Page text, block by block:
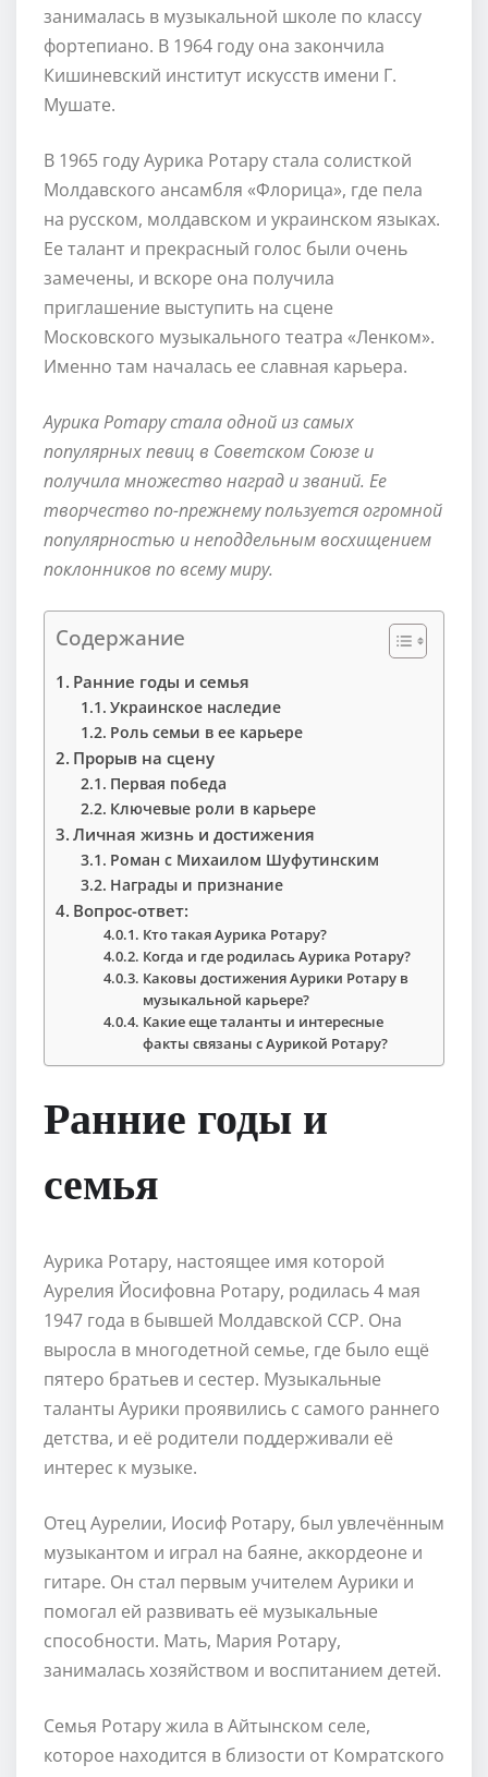
занималась в музыкальной школе по классу
фортепиано. В 1964 году она закончила
Кишиневский институт искусств имени Г.
Мушате.
В 1965 году Аурика Ротару стала солисткой
Молдавского ансамбля «Флорица», где пела
на русском, молдавском и украинском языках.
Ее талант и прекрасный голос были очень
замечены, и вскоре она получила
приглашение выступить на сцене
Московского музыкального театра «Ленком».
Именно там началась ее славная карьера.
Аурика Ротару стала одной из самых
популярных певиц в Советском Союзе и
получила множество наград и званий. Ее
творчество по-прежнему пользуется огромной
популярностью и неподдельным восхищением
поклонников по всему миру.
Содержание
Ранние годы и семья
Украинское наследие
Роль семьи в ее карьере
Прорыв на сцену
Первая победа
Ключевые роли в карьере
Личная жизнь и достижения
Роман с Михаилом Шуфутинским
Награды и признание
Вопрос-ответ:
Кто такая Аурика Ротару?
Когда и где родилась Аурика Ротару?
Каковы достижения Аурики Ротару в
музыкальной карьере?
Какие еще таланты и интересные
факты связаны с Аурикой Ротару?
Ранние годы и
семья
Аурика Ротару, настоящее имя которой
Аурелия Йосифовна Ротару, родилась 4 мая
1947 года в бывшей Молдавской ССР. Она
выросла в многодетной семье, где было ещё
пятеро братьев и сестер. Музыкальные
таланты Аурики проявились с самого раннего
детства, и её родители поддерживали её
интерес к музыке.
Отец Аурелии, Иосиф Ротару, был увлечённым
музыкантом и играл на баяне, аккордеоне и
гитаре. Он стал первым учителем Аурики и
помогал ей развивать её музыкальные
способности. Мать, Мария Ротару,
занималась хозяйством и воспитанием детей.
Семья Ротару жила в Айтынском селе,
которое находится в близости от Комратского